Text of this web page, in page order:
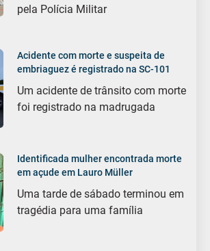
pela Polícia Militar
Acidente com morte e suspeita de
embriaguez é registrado na SC-101
Um acidente de trânsito com morte
foi registrado na madrugada
Identificada mulher encontrada morte
em açude em Lauro Müller
Uma tarde de sábado terminou em
tragédia para uma família